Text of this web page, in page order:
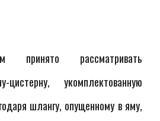
принято рассматривать
укомплектованную
шлангу, опущенному в яму,